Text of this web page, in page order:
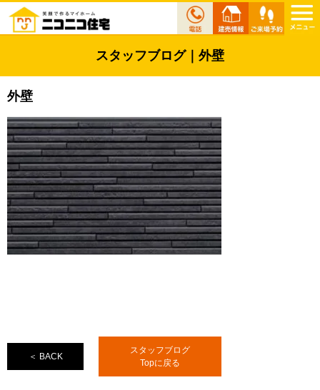
スタッフブログ｜外壁
外壁
＜ BACK
スタッフブログ
Topに戻る